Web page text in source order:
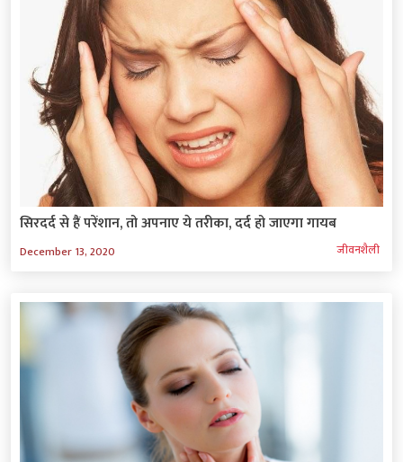
सिरदर्द से हैं परेंशान, तो अपनाए ये तरीका, दर्द हो जाएगा गायब
December 13, 2020 जीवनशैली